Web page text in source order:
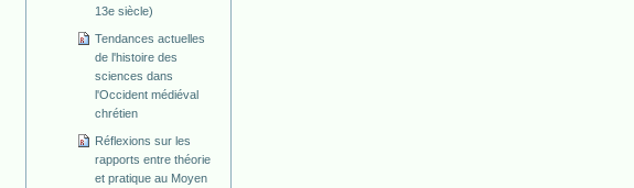
13e siècle)
Tendances actuelles
de l'histoire des
sciences dans
l'Occident médiéval
chrétien
Réflexions sur les
rapports entre théorie
et pratique au Moyen